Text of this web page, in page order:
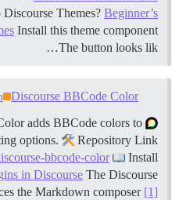
Themes? Beginner’s
Install this theme component
The button looks lik…
Discourse BBCode Color
adds BBCode colors to
options.
Repository Link
bbcode-color
Install
in Discourse The Discourse
the Markdown composer [1]